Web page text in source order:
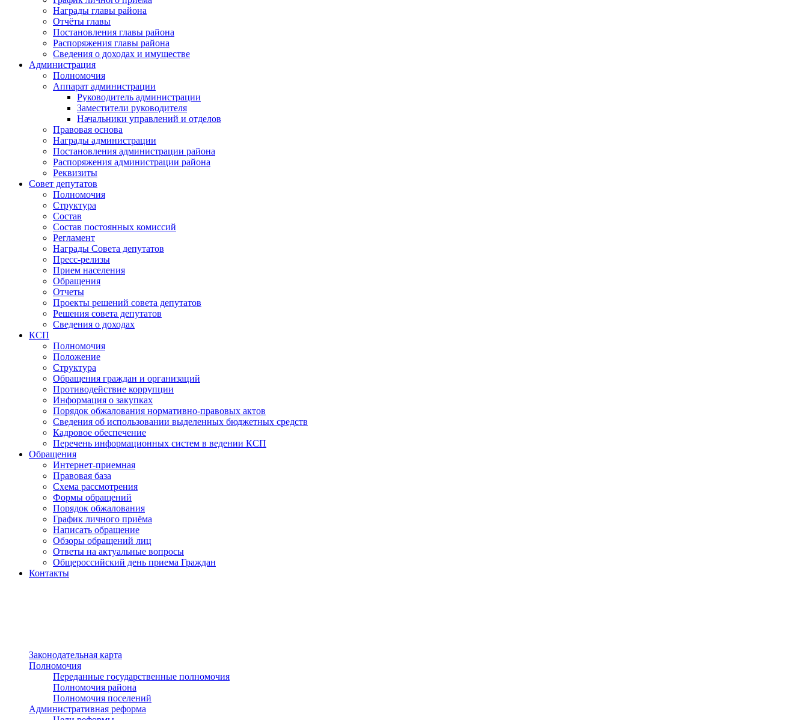
Награды главы района
Отчёты главы
Постановления главы района
Распоряжения главы района
Сведения о доходах и имуществе
Администрация
Полномочия
Аппарат администрации
Руководитель администрации
Заместители руководителя
Начальники управлений и отделов
Правовая основа
Награды администрации
Постановления администрации района
Распоряжения администрации района
Реквизиты
Совет депутатов
Полномочия
Структура
Состав
Состав постоянных комиссий
Регламент
Награды Совета депутатов
Пресс-релизы
Прием населения
Обращения
Отчеты
Проекты решений совета депутатов
Решения совета депутатов
Сведения о доходах
КСП
Полномочия
Положение
Структура
Обращения граждан и организаций
Противодействие коррупции
Информация о закупках
Порядок обжалования нормативно-правовых актов
Сведения об использовании выделенных бюджетных средств
Кадровое обеспечение
Перечень информационных систем в ведении КСП
Обращения
Интернет-приемная
Правовая база
Схема рассмотрения
Формы обращений
Порядок обжалования
График личного приёма
Написать обращение
Обзоры обращений лиц
Ответы на актуальные вопросы
Общероссийский день приема Граждан
Контакты
Законодательная карта
Полномочия
Переданные государственные полномочия
Полномочия района
Полномочия поселений
Административная реформа